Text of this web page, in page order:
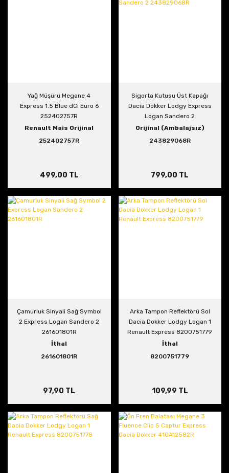
Yağ Müşürü Megane 4
Express 1.5 Blue dCi Euro 6
252402757R
Renault Mais Orijinal
252402757R
499,00 TL
Sigorta Kutusu Üst Kapağı
Dacia Dokker Lodgy Express
Logan Sandero 2
243829068R
Orijinal (Ambalajsız)
243829068R
799,00 TL
Çamurluk Sinyali Sağ Symbol
2 Express Logan Sandero 2
261601801R
İthal
261601801R
97,90 TL
Arka Tampon Reflektörü Sol
Dacia Dokker Lodgy Logan 1
Renault Express 8200751779
İthal
8200751779
109,99 TL